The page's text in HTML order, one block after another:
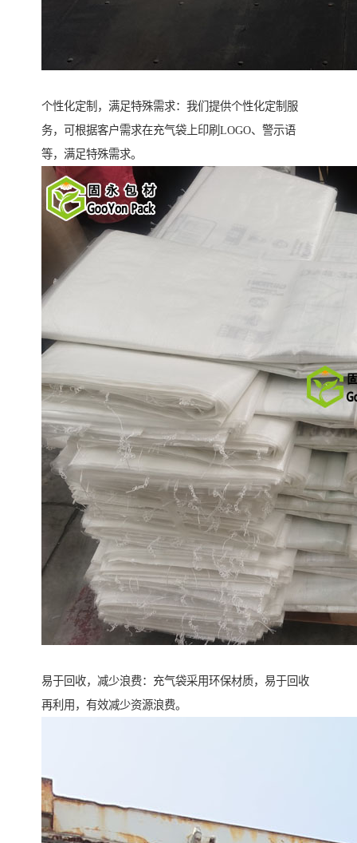
个性化定制，满足特殊需求：我们提供个性化定制服
务，可根据客户需求在充气袋上印刷LOGO、警示语
等，满足特殊需求。
易于回收，减少浪费：充气袋采用环保材质，易于回收
再利用，有效减少资源浪费。